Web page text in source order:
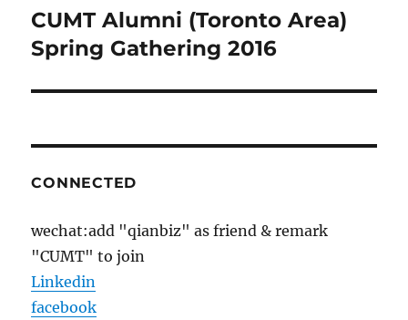
Next
post:
CUMT Alumni (Toronto Area)
Spring Gathering 2016
CONNECTED
wechat:add "qianbiz" as friend & remark
"CUMT" to join
Linkedin
facebook